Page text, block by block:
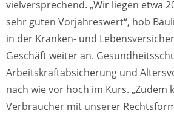
vielversprechend. „Wir liegen etwa
sehr guten Vorjahreswert“, hob
in der Kranken- und
Geschäft weiter an.
Arbeitskraftabsicherung und
nach wie vor hoch im Kurs. „Zudem
Verbraucher mit unserer